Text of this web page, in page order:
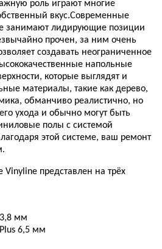
роль играют многие
вкус.Современные
занимают лидирующие позиции
прочен, за ним очень
создавать неограниченное
напольные
которые выглядят и
материалы, такие как дерево,
обманчиво реалистично, но
ухода и обычно могут быть
полы с системой
этой системе, ваш ремонт
представлен на трёх
3,8 мм
6,5 мм